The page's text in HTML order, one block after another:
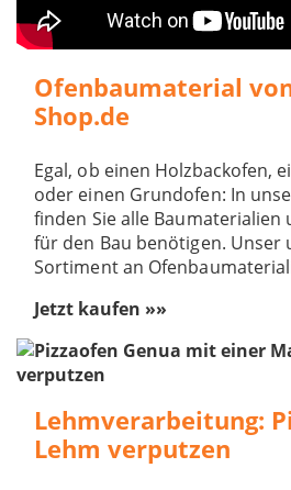
Ofenbaumaterial
Shop.de
Egal, ob einen Holzbackofen,
oder einen Grundofen: In
finden Sie alle Baumaterialien
für den Bau benötigen. Unser
Sortiment an
Jetzt kaufen »»
Lehmverarbeitung:
Lehm verputzen